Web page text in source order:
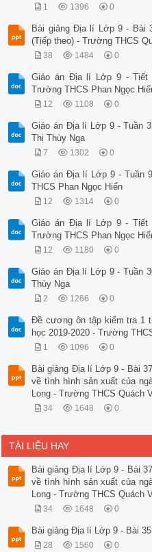
1 1396 0
Bài giảng Địa lí Lớp 9 - Bài
(Tiếp theo) - Trường THCS
38 1484 0
Giáo án Địa lí Lớp 9 - Tiết
Trường THCS Phan Ngọc
12 1108 0
Giáo án Địa lí Lớp 9 - Tuần
Thị Thùy Nga
7 1302 0
Giáo án Địa lí Lớp 9 - Tuần
THCS Phan Ngọc Hiển
12 1314 0
Giáo án Địa lí Lớp 9 - Tiết
Trường THCS Phan Ngọc
12 1180 0
Giáo án Địa lí Lớp 9 - Tuần
Thùy Nga
2 1266 0
Đề cương ôn tập kiểm tra 1
học 2019-2020 - Trường
1 1096 0
Bài giảng Địa lí Lớp 9 - Bài
về tình hình sản xuất của
Long - Trường THCS Quách
34 1648 0
TÀI LIỆU HAY
Bài giảng Địa lí Lớp 9 - Bài
về tình hình sản xuất của
Long - Trường THCS Quách
34 1648 0
Bài giảng Địa lí Lớp 9 - Bài
28 1560 0